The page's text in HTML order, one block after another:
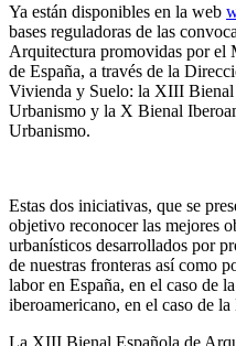
Ya están disponibles en la web
bases reguladoras de las
Arquitectura promovidas por el
de España, a través de la
Vivienda y Suelo: la XIII
Urbanismo y la X Bienal
Urbanismo.
Estas dos iniciativas, que se
objetivo reconocer las mejores
urbanísticos desarrollados por
de nuestras fronteras así como
labor en España, en el caso de
iberoamericano, en el caso de
La XIII Bienal Española de